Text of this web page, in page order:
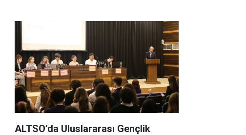
ALTSO’da Uluslararası Gençlik